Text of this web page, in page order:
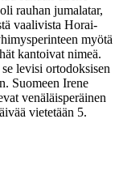
rauhan jumalatar,
vaalivista Horai-
myötä
kantoivat nimeä.
levisi ortodoksisen
Suomeen Irene
venäläisperäinen
vietetään 5.